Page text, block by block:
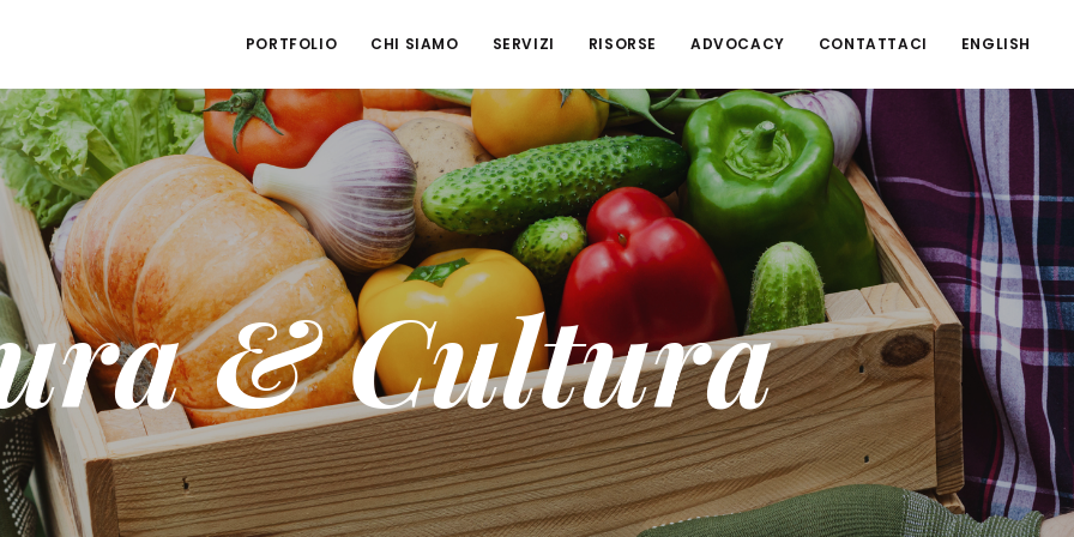
PORTFOLIO CHI SIAMO SERVIZI RISORSE ADVOCACY CONTATTACI ENGLISH
& Cultura